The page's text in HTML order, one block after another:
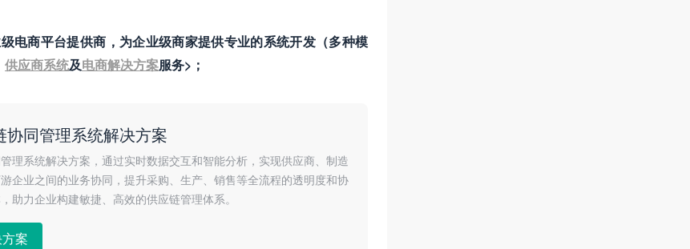
商平台提供商，为企业级商家提供专业的系统开发（多种模
供应商系统及电商解决方案服务>；
协同管理系统解决方案
理系统解决方案，通过实时数据交互和智能分析，实现供应商、制造
企业之间的业务协同，提升采购、生产、销售等全流程的透明度和协
助力企业构建敏捷、高效的供应链管理体系。
案